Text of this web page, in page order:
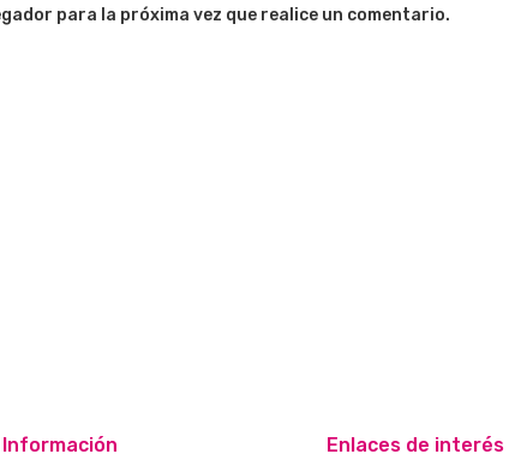
para la próxima vez que realice un comentario.
Información Enlaces de interés